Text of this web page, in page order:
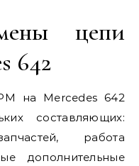
цепи
642
на Mercedes 642
составляющих:
работа
дополнительные